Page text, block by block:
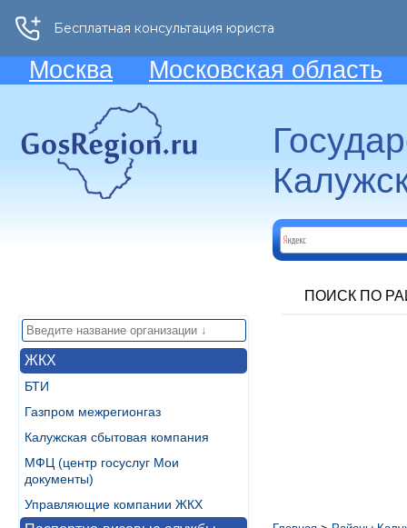
Москва Московская область
ПОИСК ПО
ЖКХ
БТИ
Газпром межрегионгаз
Калужская сбытовая компания
МФЦ (центр госуслуг Мои
документы)
Управляющие компании ЖКХ